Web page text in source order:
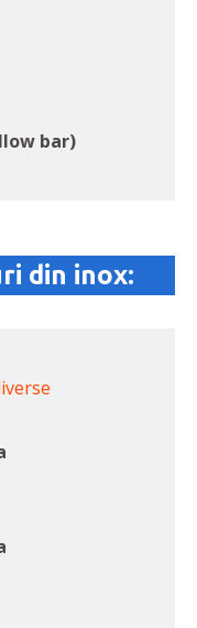
bar)
din inox: